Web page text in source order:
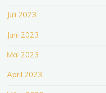
Juli 2023
Juni 2023
Mai 2023
April 2023